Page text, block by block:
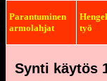
Parantuminen
armolahjat
työ
Synti käytös